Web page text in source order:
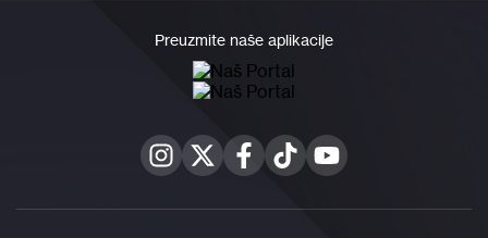
Preuzmite naše aplikacije